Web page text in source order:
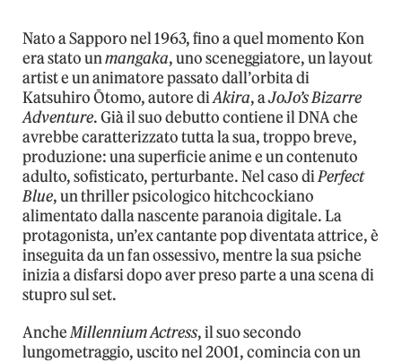
Nato a Sapporo nel 1963, fino a quel momento Kon
era stato unmangaka, uno sceneggiatore, un layout
artist e un animatore passato dall’orbita di
Katsuhiro Ōtomo, autore diAkira, aJoJo’s Bizarre
Adventure. Già il suo debutto contiene il DNA che
avrebbe caratterizzato tutta la sua, troppo breve,
produzione: una superficie anime e un contenuto
adulto, sofisticato, perturbante. Nel caso diPerfect
Blue, un thriller psicologico hitchcockiano
alimentato dalla nascente paranoia digitale. La
protagonista, un’ex cantante pop diventata attrice, è
inseguita da un fan ossessivo, mentre la sua psiche
inizia a disfarsi dopo aver preso parte a una scena di
stupro sul set.
AncheMillennium Actress, il suo secondo
lungometraggio, uscito nel 2001, comincia con un